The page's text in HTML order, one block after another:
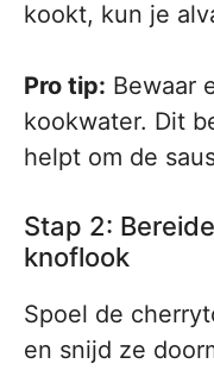
kookt, kun je
Pro tip: Bewaar
kookwater. Dit
helpt om de
Stap 2:
knoflook
Spoel de
en snijd ze